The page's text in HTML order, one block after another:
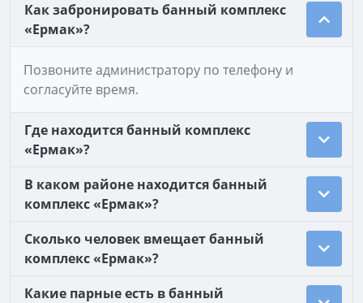
Как забронировать банный комплекс
«Ермак»?
Позвоните администратору по телефону и
согласуйте время.
Где находится банный комплекс
«Ермак»?
В каком районе находится банный
комплекс «Ермак»?
Сколько человек вмещает банный
комплекс «Ермак»?
Какие парные есть в банный